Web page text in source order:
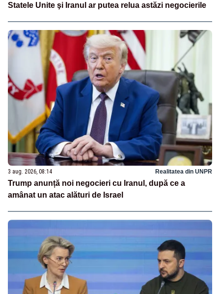
Statele Unite şi Iranul ar putea relua astăzi negocierile
3 aug. 2026, 08:14 Realitatea din UNPR
Trump anunță noi negocieri cu Iranul, după ce a
amânat un atac alături de Israel